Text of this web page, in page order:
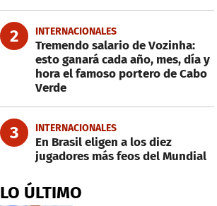
2 INTERNACIONALES
Tremendo salario de Vozinha:
esto ganará cada año, mes, día y
hora el famoso portero de Cabo
Verde
3 INTERNACIONALES
En Brasil eligen a los diez
jugadores más feos del Mundial
LO ÚLTIMO